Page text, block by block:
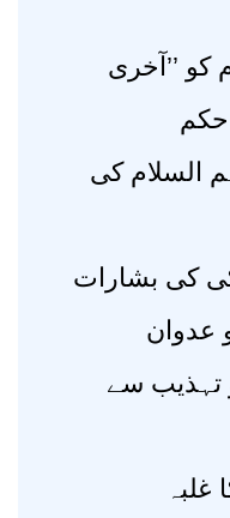
کو ’’آخری
حکم
السلام کی
و تہذیب سے